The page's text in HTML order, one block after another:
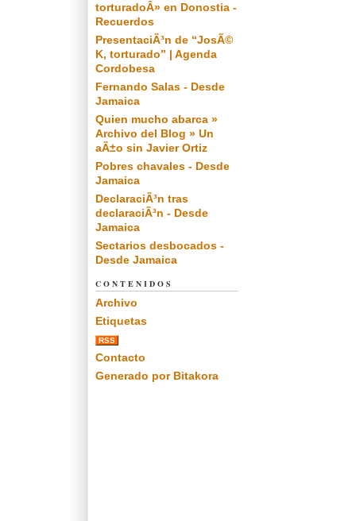
torturadoÂ» en Donostia -
Recuerdos
PresentaciÃ³n de “JosÃ©
K, torturado” | Agenda
Cordobesa
Fernando Salas - Desde
Jamaica
Quien mucho abarca »
Archivo del Blog » Un
aÃ±o sin Javier Ortiz
Pobres chavales - Desde
Jamaica
DeclaraciÃ³n tras
declaraciÃ³n - Desde
Jamaica
Sectarios desbocados -
Desde Jamaica
CONTENIDOS
Archivo
Etiquetas
RSS
Contacto
Generado por Bitakora